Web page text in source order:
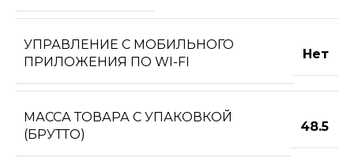
УПРАВЛЕНИЕ C МОБИЛЬНОГО
ПРИЛОЖЕНИЯ ПО WI-FI
Нет
МАССА ТОВАРА С УПАКОВКОЙ
(БРУТТО)
48.5